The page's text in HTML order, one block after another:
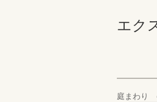
エク
庭まわり